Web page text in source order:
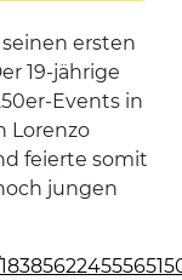
ersten
19-jährige
Events in
Lorenzo
feierte somit
jungen